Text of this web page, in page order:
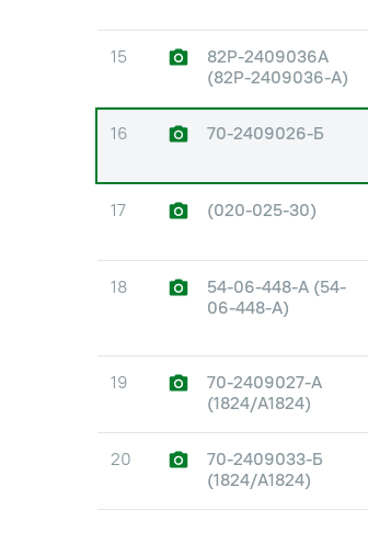
15
82P-2409036A
(82Р-2409036-А)
16 70-2409026-Б
17 (020-025-30)
18
54-06-448-A (54-
06-448-А)
19
70-2409027-A
(1824/А1824)
20
70-2409033-Б
(1824/А1824)